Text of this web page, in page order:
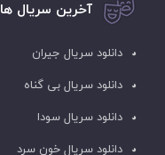
آخرین سریال ها
دانلود سریال جیران
دانلود سریال بی گناه
دانلود سریال سودا
دانلود سریال خون سرد